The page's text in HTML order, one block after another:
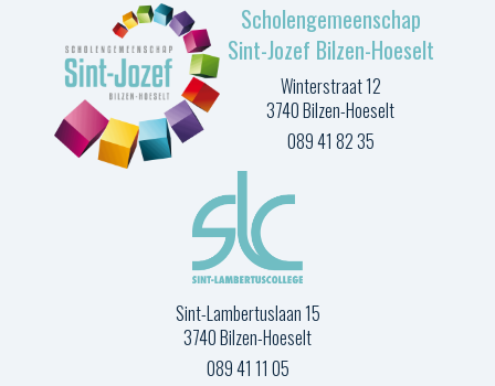
Scholengemeenschap
Sint-Jozef Bilzen-Hoeselt
Winterstraat 12
3740 Bilzen-Hoeselt
089 41 82 35
Sint-Lambertuslaan 15
3740 Bilzen-Hoeselt
089 41 11 05